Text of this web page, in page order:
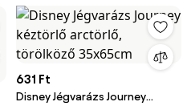
631 Ft
Disney Jégvarázs Journey